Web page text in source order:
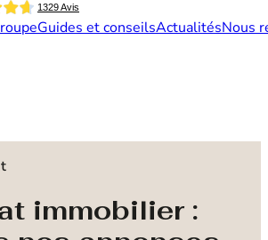
Guides et conseilsActualitésNous
immobilier :